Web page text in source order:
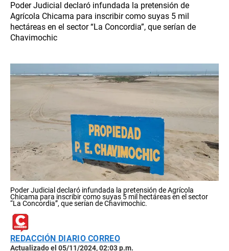
Poder Judicial declaró infundada la pretensión de
Agrícola Chicama para inscribir como suyas 5 mil
hectáreas en el sector “La Concordia”, que serían de
Chavimochic
Poder Judicial declaró infundada la pretensión de Agrícola
Chicama para inscribir como suyas 5 mil hectáreas en el sector
“La Concordia”, que serían de Chavimochic.
REDACCIÓN DIARIO CORREO
Actualizado el 05/11/2024, 02:03 p.m.